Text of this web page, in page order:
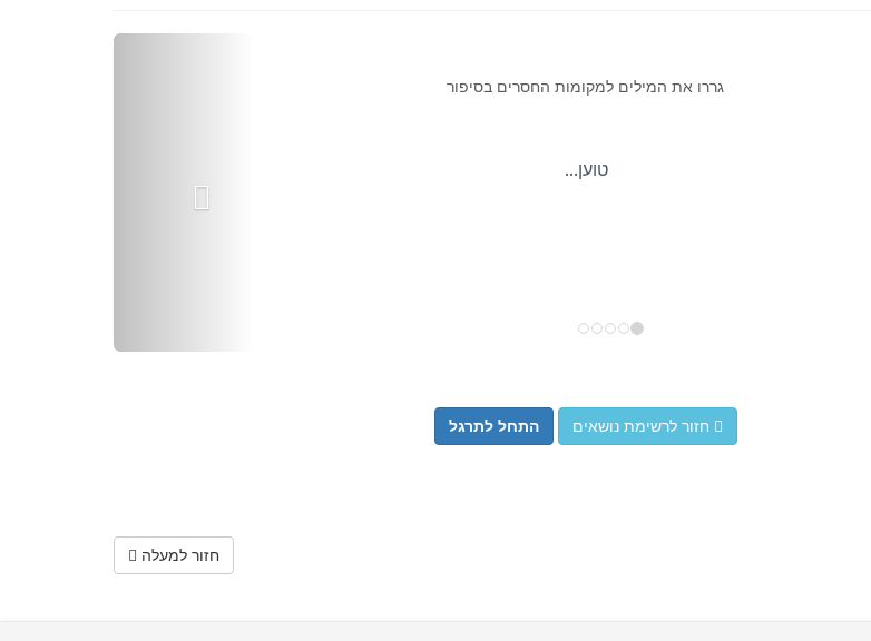
גררו את המילים למקומות החסרים בסיפור
חזור לרשימת נושאים התחל לתרגל
חזור למעלה